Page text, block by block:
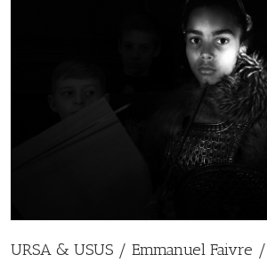
URSA & USUS / Emmanuel Faivre